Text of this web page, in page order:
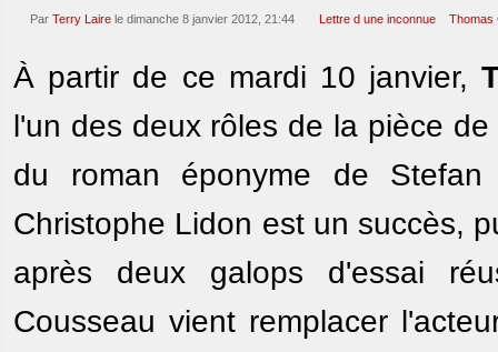
Par Terry Laire le dimanche 8 janvier 2012, 21:44 Lettre d une inconnue Thomas
À partir de ce mardi 10 janvier,
l'un des deux rôles de la pièce
du roman éponyme de
Christophe Lidon est un succès,
après deux galops d'essai
Cousseau vient remplacer